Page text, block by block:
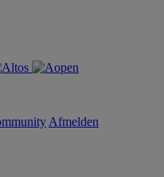
Afmelden